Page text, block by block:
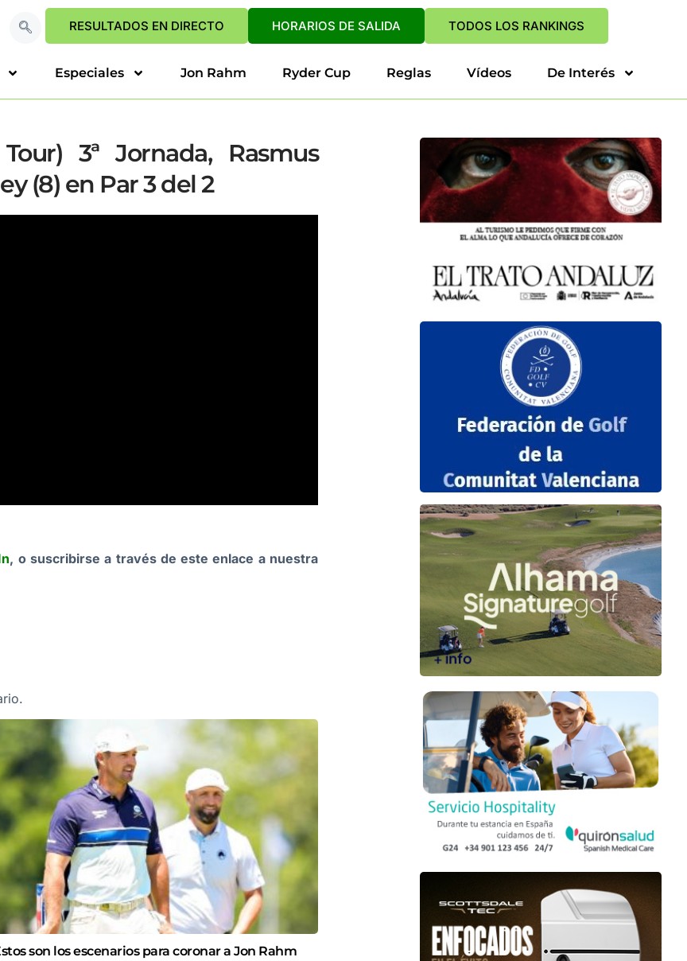
RESULTADOS EN DIRECTO HORARIOS DE SALIDA TODOS LOS RANKINGS
Especiales Jon Rahm Ryder Cup Reglas Vídeos De Interés
3ª Jornada, Rasmus
(8) en Par 3 del 2
, o suscribirse a través de este enlace a nuestra
son los escenarios para coronar a Jon Rahm